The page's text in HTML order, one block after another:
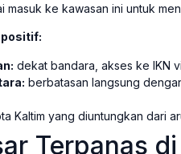
masuk ke kawasan ini untuk
positif:
dekat bandara, akses ke IKN
berbatasan langsung
Kaltim yang diuntungkan dari
Terpanas